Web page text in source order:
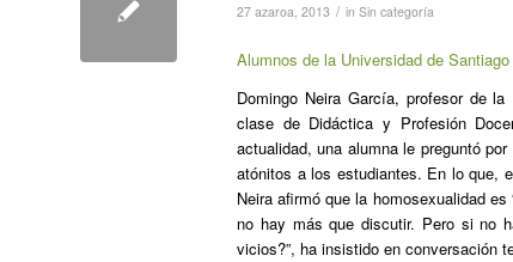
27 azaroa, 2013 / in Sin categoría
Alumnos de la Universidad de
Domingo Neira García, profesor de
clase de Didáctica y Profesión
actualidad, una alumna le preguntó
atónitos a los estudiantes. En lo que,
Neira afirmó que la homosexualidad
no hay más que discutir. Pero si no
vicios?”, ha insistido en conversación